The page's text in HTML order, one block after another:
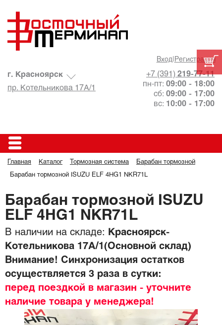
Вход| Регистрация
+7 (391) 219-77-11
пн-пт: 09:00 - 18:00
сб: 09:00 - 17:00
вс: 10:00 - 17:00
г. Красноярск
пр. Котельникова 17А/1
Главная Каталог Тормозная система Барабан тормозной
Барабан тормозной ISUZU ELF 4HG1 NKR71L
Барабан тормозной ISUZU
ELF 4HG1 NKR71L
В наличии на складе:
Красноярск-
Котельникова 17А/1(Основной склад)
Внимание! Синхронизация остатков
осуществляется 3 раза в сутки:
перед поездкой в магазин - уточните
наличие товара у менеджера!